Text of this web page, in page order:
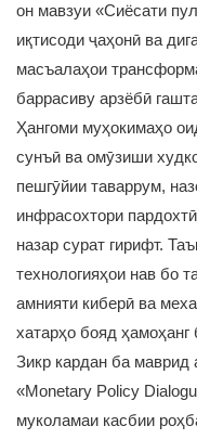
он мавзуи «Сиёсати
иқтисоди ҷаҳонӣ ва
масъалаҳои
баррасиву арзёбӣ
Ҳангоми муҳокимаҳо
сунъӣ ва омӯзиши
пешгӯйии таваррум,
инфрасохтори
назар сурат гирифт.
технологияҳои нав бо
амнияти киберӣ ва
хатарҳо бояд
Зикр кардан ба
«Monetary Policy
муколамаи касбии